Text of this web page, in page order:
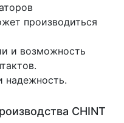
производиться
и возможность
надежность.
CHINT